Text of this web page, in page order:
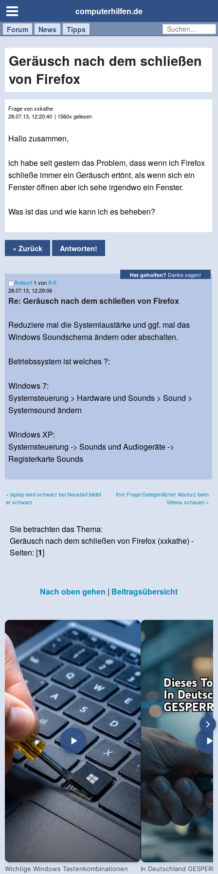
computerhilfen.de
Forum News Tipps
Handy
Tablet
Windows
Mac
Geräusch nach dem schließen
von Firefox
Frage von xxkathe
28.07.13, 12:20:40 | 1560x gelesen
Hallo zusammen,
ich habe seit gestern das Problem, dass wenn ich Firefox
schließe immer ein Geräusch ertönt, als wenn sich ein
Fenster öffnen aber ich sehe irgendwo ein Fenster.
Was ist das und wie kann ich es beheben?
« Zurück Antworten!
Hat geholfen? Danke sagen!
Antwort 1 vonA K
28.07.13, 12:29:06
Re: Geräusch nach dem schließen von Firefox
Reduziere mal die Systemlaustärke und ggf. mal das
Windows Soundschema ändern oder abschalten.
Betriebssystem ist welches ?:
Windows 7:
Systemsteuerung > Hardware und Sounds > Sound >
Systemsound ändern
Windows XP:
Systemsteuerung -> Sounds und Audiogeräte ->
Registerkarte Sounds
« laptop wird schwarz bei Neustart bleibt
er schwarz
Ihre Frage:Gelegentlicher Absturz beim
Videos schauen »
Sie betrachten das Thema:
Geräusch nach dem schließen von Firefox (xxkathe) -
Seiten: [1]
Nach oben gehen | Beitragsübersicht
Wichtige Windows Tastenkombinationen
In Deutschland